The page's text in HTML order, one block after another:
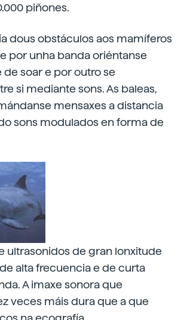
piñones.
dous obstáculos aos mamíferos
por unha banda oriéntanse
soar e por outro se
si mediante sons. As baleas,
mensaxes a distancia
sons modulados en forma de
ultrasonidos de gran lonxitude
alta frecuencia e de curta
A imaxe sonora que
veces máis dura que a que